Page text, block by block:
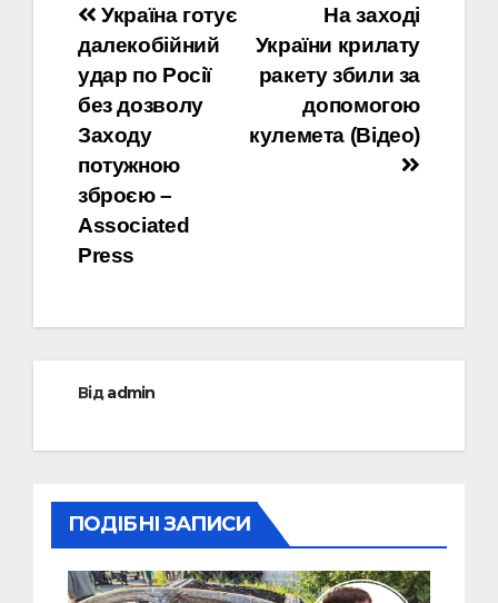
Навігація
записів
На заході
України крилату
ракету збили за
допомогою
кулемета (Відео)
Україна готує
далекобійний
удар по Росії
без дозволу
Заходу
потужною
зброєю –
Associated
Press
Відadmin
ПОДІБНІ ЗАПИСИ